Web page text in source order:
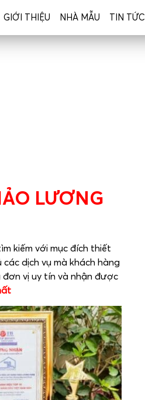
GIỚI THIỆU NHÀ MẪU TIN TỨC
LƯƠNG
kiếm với mục đích thiết
dịch vụ mà khách hàng
vị uy tín và nhận được